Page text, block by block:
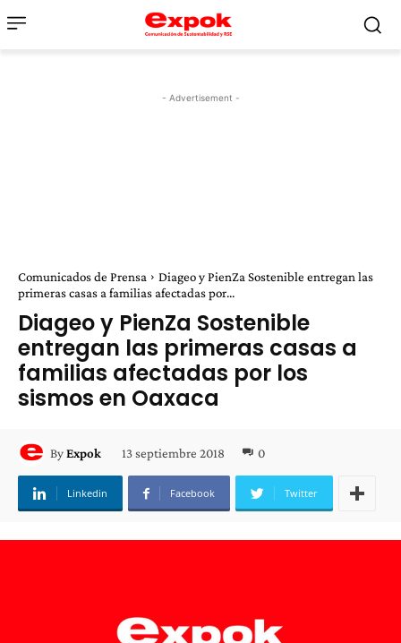
- Advertisement -
Comunicados de Prensa
Diageo y PienZa Sostenible entregan las
primeras casas a familias afectadas por...
Diageo y PienZa Sostenible
entregan las primeras casas a
familias afectadas por los
sismos en Oaxaca
ByExpok 13 septiembre 2018 0
Linkedin Facebook Twitter